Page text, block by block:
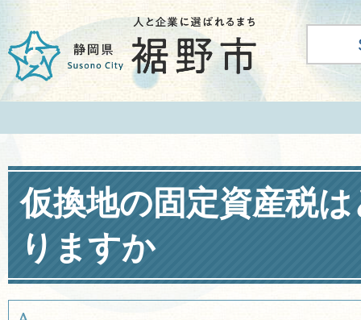
仮換地の固定資産税
りますか